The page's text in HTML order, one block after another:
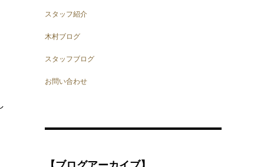
スタッフ紹介
木村ブログ
スタッフブログ
お問い合わせ